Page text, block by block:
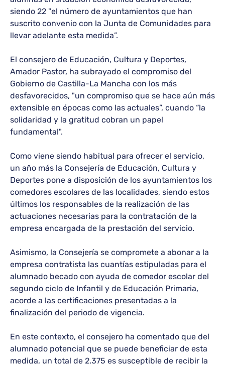
siendo 22 "el número de ayuntamientos que han
suscrito convenio con la Junta de Comunidades para
llevar adelante esta medida”.
El consejero de Educación, Cultura y Deportes,
Amador Pastor, ha subrayado el compromiso del
Gobierno de Castilla-La Mancha con los más
desfavorecidos, "un compromiso que se hace aún más
extensible en épocas como las actuales”, cuando “la
solidaridad y la gratitud cobran un papel
fundamental".
Como viene siendo habitual para ofrecer el servicio,
un año más la Consejería de Educación, Cultura y
Deportes pone a disposición de los ayuntamientos los
comedores escolares de las localidades, siendo estos
últimos los responsables de la realización de las
actuaciones necesarias para la contratación de la
empresa encargada de la prestación del servicio.
Asimismo, la Consejería se compromete a abonar a la
empresa contratista las cuantías estipuladas para el
alumnado becado con ayuda de comedor escolar del
segundo ciclo de Infantil y de Educación Primaria,
acorde a las certificaciones presentadas a la
finalización del periodo de vigencia.
En este contexto, el consejero ha comentado que del
alumnado potencial que se puede beneficiar de esta
medida, un total de 2.375 es susceptible de recibir la